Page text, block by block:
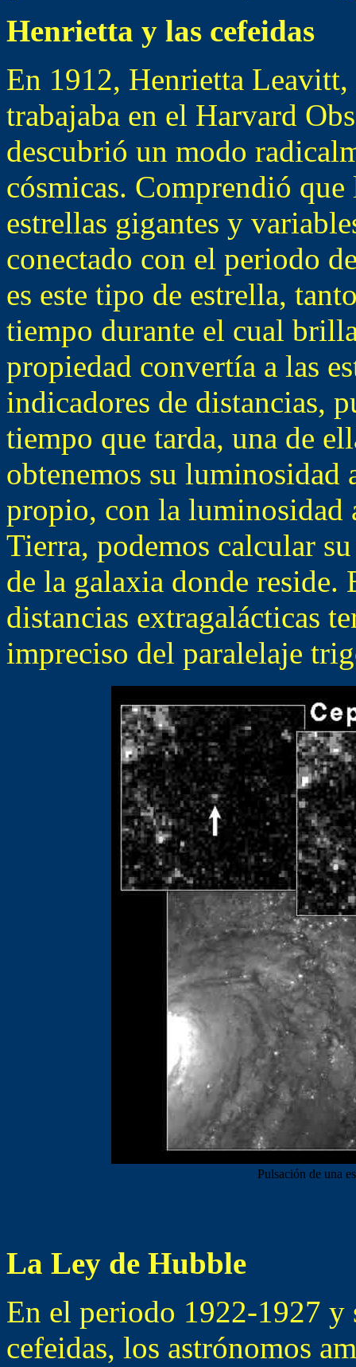
Henrietta y las cefeidas
En 1912, Henrietta Leavitt,
trabajaba en el Harvard
descubrió un modo
cósmicas. Comprendió
estrellas gigantes y
conectado con el periodo
es este tipo de estrella,
tiempo durante el cual
propiedad convertía a las
indicadores de distancias,
tiempo que tarda, una de
obtenemos su
propio, con la luminosidad
Tierra, podemos calcular
de la galaxia donde reside.
distancias extragalácticas
impreciso del paralelaje
Pulsación de una
La Ley de Hubble
En el periodo 1922-1927 y
cefeidas, los astrónomos